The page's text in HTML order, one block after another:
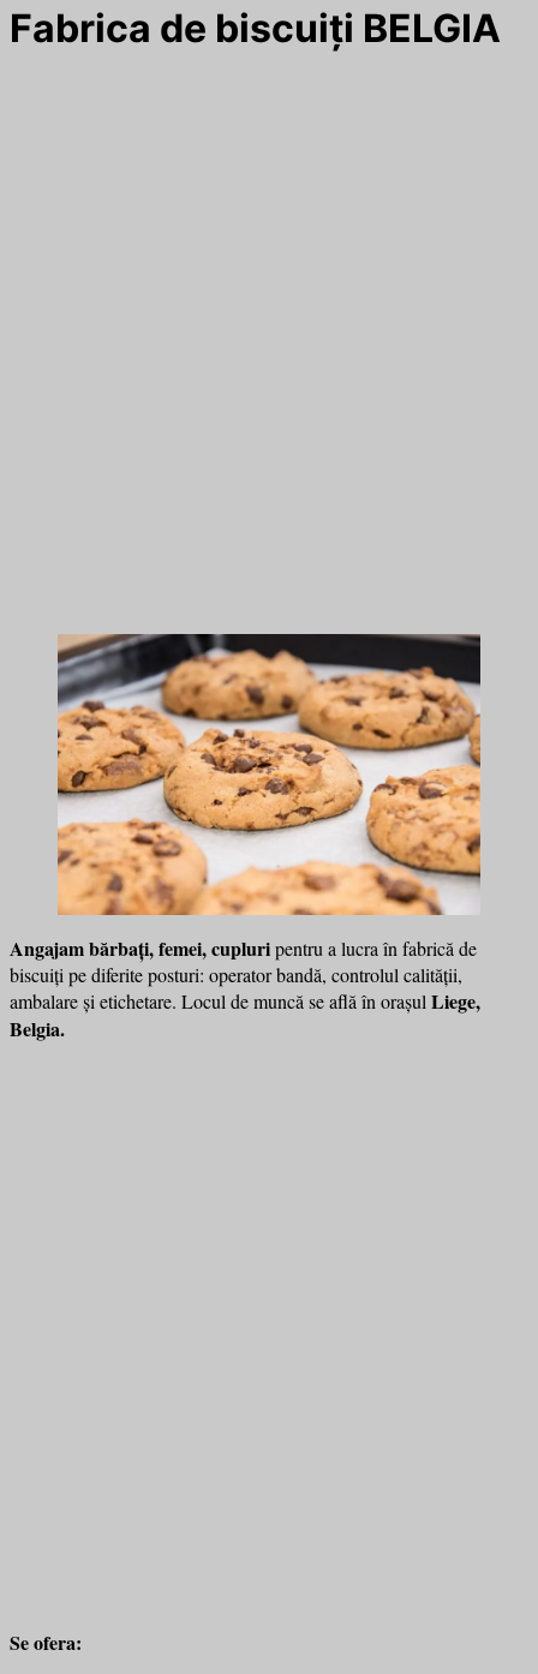
Fabrica de biscuiți BELGIA
Angajam bărbați, femei, cupluripentru a lucra în fabrică de
biscuiți pe diferite posturi: operator bandă, controlul calității,
ambalare și etichetare. Locul de muncă se află în orașul Liege,
Belgia.
Se ofera: